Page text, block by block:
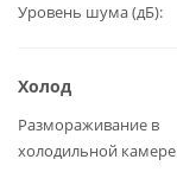
Уровень шума (дБ)
Холод
Размораживание в
холодильной камере